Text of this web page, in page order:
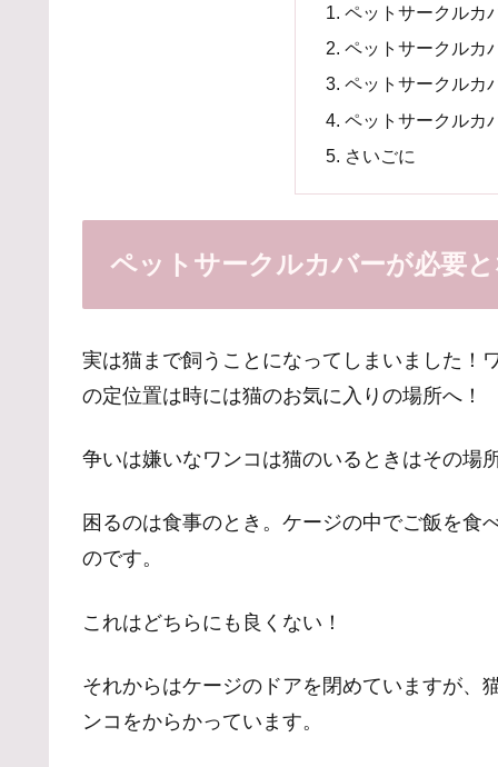
ペットサークルカ
ペットサークルカ
ペットサークルカ
ペットサークルカ
さいごに
ペットサークルカバーが必要
実は猫まで飼うことになってしまいました！
の定位置は時には猫のお気に入りの場所へ！
争いは嫌いなワンコは猫のいるときはその場
困るのは食事のとき。ケージの中でご飯を食
のです。
これはどちらにも良くない！
それからはケージのドアを閉めていますが、
ンコをからかっています。